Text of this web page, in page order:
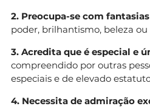
2. Preocupa-se com
poder, brilhantismo, beleza
3. Acredita que é especial e
compreendido por outras
especiais e de elevado
4. Necessita de admiração